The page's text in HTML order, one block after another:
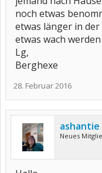
noch etwas
etwas länger in
etwas wach
Lg,
Berghexe
28. Februar 2016
ashantie
Neues